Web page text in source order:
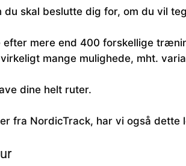
skal beslutte dig for, om du vil
efter mere end 400 forskellige
mange mulighede, mht.
dine helt ruter.
fra NordicTrack, har vi også dette